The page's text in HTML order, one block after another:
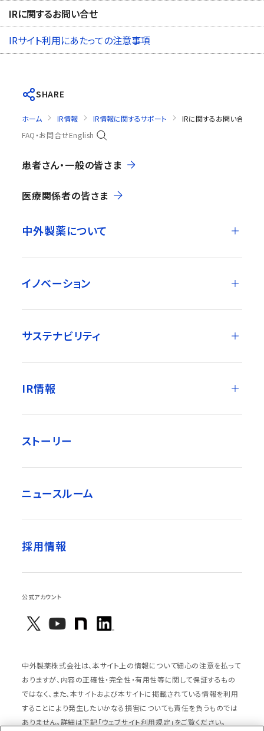
IRに関するお問い合せ
IRサイト利用にあたっての注意事項
SHARE
ホーム IR情報 IR情報に関するサポート
IRに関するお問い合せ
FAQ・お問合せEnglish
患者さん・一般の皆さま
医療関係者の皆さま
中外製薬について
イノベーション
サステナビリティ
IR情報
ストーリー
ニュースルーム
採用情報
公式アカウント
中外製薬株式会社は、本サイト上の情報について細心の注意を払って
おりますが、内容の正確性・完全性・有用性等に関して保証するもの
ではなく、また、本サイトおよび本サイトに掲載されている情報を利用
することにより発生したいかなる損害についても責任を負うものでは
ありません。詳細は下記「ウェブサイト利用規定」をご覧ください。